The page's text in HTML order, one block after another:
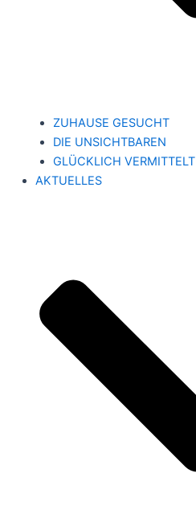
ZUHAUSE GESUCHT
DIE UNSICHTBAREN
GLÜCKLICH VERMITTELT
AKTUELLES